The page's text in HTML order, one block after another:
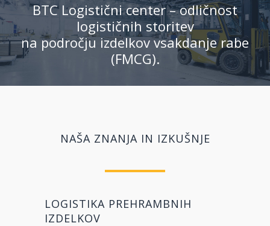
BTC Logistični center – odličnost
logističnih storitev
na področju izdelkov vsakdanje rabe
(FMCG).
Poenostavljamo logistične procese.
NAŠA ZNANJA IN IZKUŠNJE
LOGISTIKA PREHRAMBNIH
IZDELKOV